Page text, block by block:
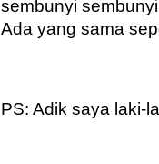
sembunyi
Ada yang sama
PS: Adik saya laki-